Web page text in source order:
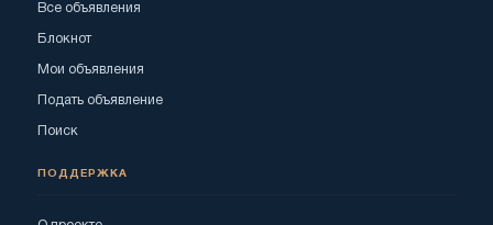
Все объявления
Блокнот
Мои объявления
Подать объявление
Поиск
ПОДДЕРЖКА